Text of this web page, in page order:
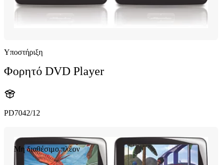
Υποστήριξη
Φορητό DVD Player
PD7042/12
Μη διαθέσιμο πλέον